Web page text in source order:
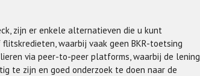
zijn er enkele alternatieven die u kunt
waarbij vaak geen BKR-toetsing
via peer-to-peer platforms, waarbij de lening
te zijn en goed onderzoek te doen naar de